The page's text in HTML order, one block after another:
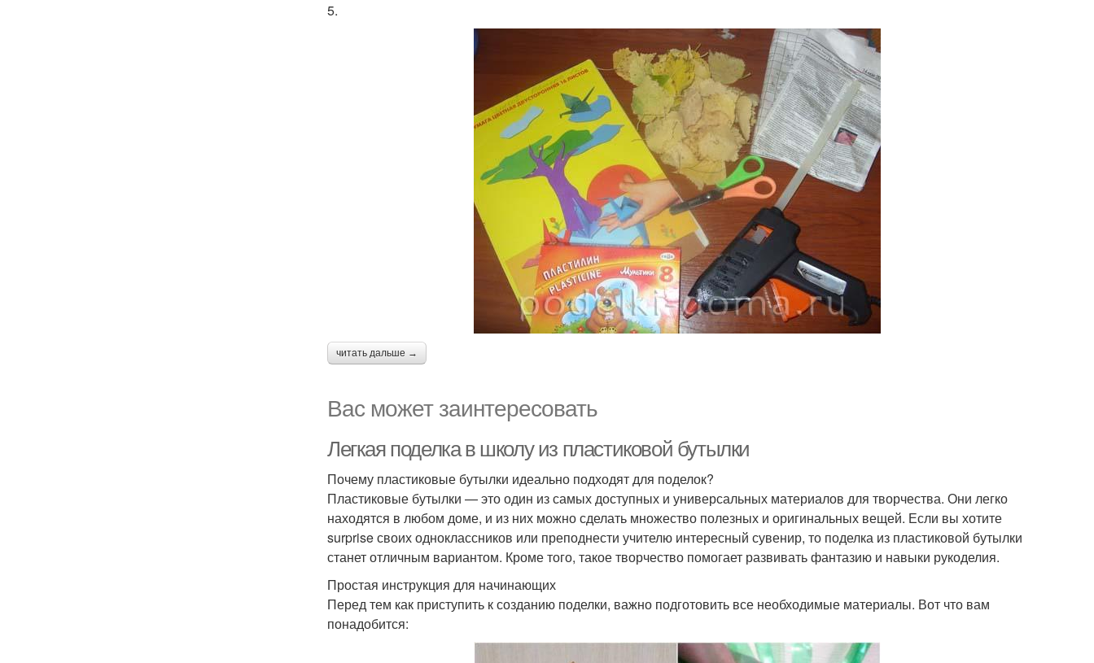
5.
читать дальше →
Вас может заинтересовать
Легкая поделка в школу из пластиковой бутылки
Почему пластиковые бутылки идеально подходят для поделок?
Пластиковые бутылки — это один из самых доступных и универсальных материалов для творчества. Они легко
находятся в любом доме, и из них можно сделать множество полезных и оригинальных вещей. Если вы хотите
surprise своих одноклассников или преподнести учителю интересный сувенир, то поделка из пластиковой бутылки
станет отличным вариантом. Кроме того, такое творчество помогает развивать фантазию и навыки рукоделия.
Простая инструкция для начинающих
Перед тем как приступить к созданию поделки, важно подготовить все необходимые материалы. Вот что вам
понадобится: